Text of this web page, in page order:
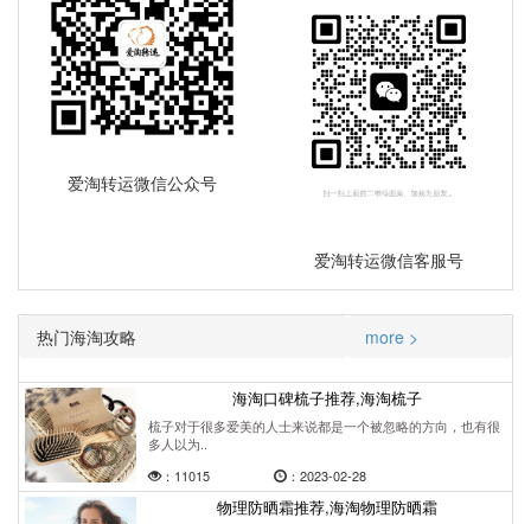
爱淘转运微信公众号
爱淘转运微信客服号
热门海淘攻略 more >
海淘口碑梳子推荐,海淘梳子
梳子对于很多爱美的人士来说都是一个被忽略的方向，也有很
多人以为..
：11015
：2023-02-28
物理防晒霜推荐,海淘物理防晒霜